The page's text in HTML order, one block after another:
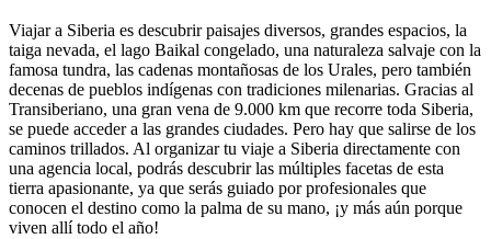
Viajar a Siberia es descubrir paisajes diversos, grandes espacios, la
taiga nevada, el lago Baikal congelado, una naturaleza salvaje con la
famosa tundra, las cadenas montañosas de los Urales, pero también
decenas de pueblos indígenas con tradiciones milenarias. Gracias al
Transiberiano, una gran vena de 9.000 km que recorre toda Siberia,
se puede acceder a las grandes ciudades. Pero hay que salirse de los
caminos trillados. Al organizar tu viaje a Siberia directamente con
una agencia local, podrás descubrir las múltiples facetas de esta
tierra apasionante, ya que serás guiado por profesionales que
conocen el destino como la palma de su mano, ¡y más aún porque
viven allí todo el año!